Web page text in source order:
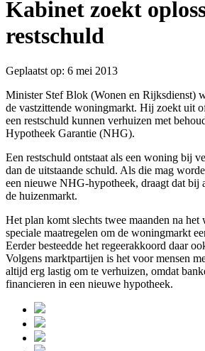
Kabinet zoekt
restschuld
Geplaatst op: 6 mei 2013
Minister Stef Blok (Wonen en Rijksdienst)
de vastzittende woningmarkt. Hij zoekt uit
een restschuld kunnen verhuizen met
Hypotheek Garantie (NHG).
Een restschuld ontstaat als een woning bij
dan de uitstaande schuld. Als die mag
een nieuwe NHG-hypotheek, draagt dat bij
de huizenmarkt.
Het plan komt slechts twee maanden na het
speciale maatregelen om de woningmarkt
Eerder besteedde het regeerakkoord daar
Volgens marktpartijen is het voor mensen
altijd erg lastig om te verhuizen, omdat
financieren in een nieuwe hypotheek.